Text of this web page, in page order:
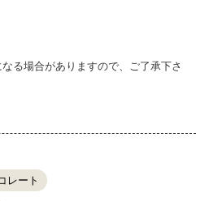
る場合がありますので、ご了承下さ
レート